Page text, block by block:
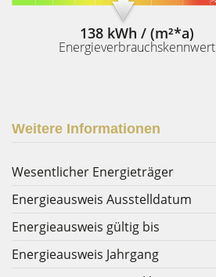
138 kWh / (m²*a)
Energieverbrauchskennwert
Weitere Informationen
Wesentlicher Energieträger
Energieausweis Ausstelldatum
Energieausweis gültig bis
Energieausweis Jahrgang